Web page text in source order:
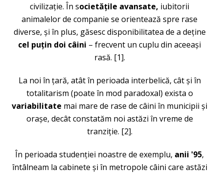
civilizație. În societățile avansate, iubitorii
animalelor de companie se orientează spre rase
diverse, și în plus, găsesc disponibilitatea de a deține
cel puțin doi câini – frecvent un cuplu din aceeași
rasă. [1].
La noi în țară, atât în perioada interbelică, cât și în
totalitarism (poate în mod paradoxal) exista o
variabilitate mai mare de rase de câini în municipii și
orașe, decât constatăm noi astăzi în vreme de
tranziție. [2].
În perioada studenției noastre de exemplu, anii ʹ95,
întâlneam la cabinete și în metropole câini care astăzi